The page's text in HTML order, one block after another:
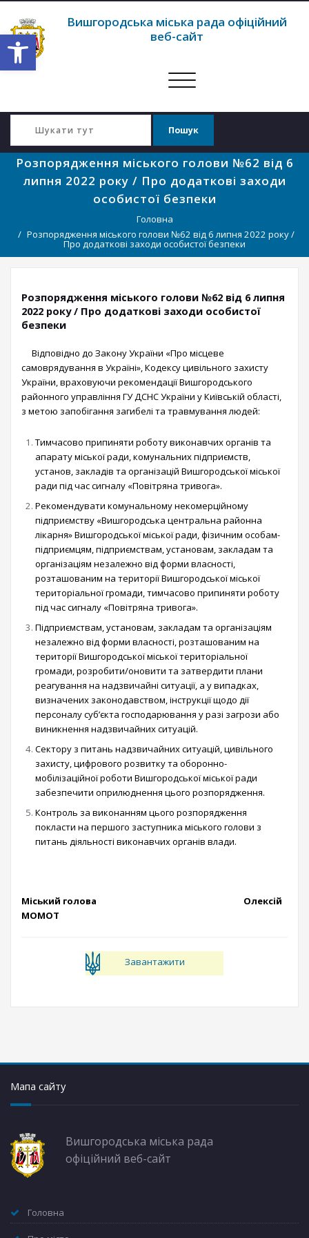
Відкрити Панель інструментів
Вишгородська міська рада офіційний
веб-сайт
Перемкнути
Розпорядження міського голови №62 від 6
липня 2022 року / Про додаткові заходи
особистої безпеки
Головна
Розпорядження міського голови №62 від 6 липня 2022 року /
Про додаткові заходи особистої безпеки
Розпорядження міського голови №62 від 6 липня
2022 року / Про додаткові заходи особистої
безпеки
Відповідно до Закону України «Про місцеве
самоврядування в Україні», Кодексу цивільного захисту
України, враховуючи рекомендації Вишгородського
районного управління ГУ ДСНС України у Київській області,
з метою запобігання загибелі та травмування людей:
Тимчасово припиняти роботу виконавчих органів та
апарату міської ради, комунальних підприємств,
установ, закладів та організацій Вишгородської міської
ради під час сигналу «Повітряна тривога».
Рекомендувати комунальному некомерційному
підприємству «Вишгородська центральна районна
лікарня» Вишгородської міської ради, фізичним особам-
підприємцям, підприємствам, установам, закладам та
організаціям незалежно від форми власності,
розташованим на території Вишгородської міської
територіальної громади, тимчасово припиняти роботу
під час сигналу «Повітряна тривога».
Підприємствам, установам, закладам та організаціям
незалежно від форми власності, розташованим на
території Вишгородської міської територіальної
громади, розробити/оновити та затвердити плани
реагування на надзвичайні ситуації, а у випадках,
визначених законодавством, інструкції щодо дії
персоналу суб’єкта господарювання у разі загрози або
виникнення надзвичайних ситуацій.
Сектору з питань надзвичайних ситуацій, цивільного
захисту, цифрового розвитку та оборонно-
мобілізаційної роботи Вишгородської міської ради
забезпечити оприлюднення цього розпорядження.
Контроль за виконанням цього розпорядження
покласти на першого заступника міського голови з
питань діяльності виконавчих органів влади.
Міський голова Олексій
МОМОТ
Завантажити
Мапа сайту
Вишгородська міська рада
офіційний веб-сайт
Головна